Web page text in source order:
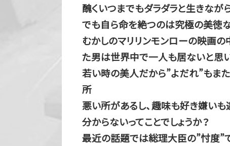
醜くいつまでもダラダラと生きなが
でも自ら命を絶つのは究極の美徳
むかしのマリリンモンローの映画の
た男は世界中で一人も居ないと思
若い時の美人だから”よだれ”もま
所
悪い所があるし、趣味も好き嫌い
分からないってことでしょうか？
最近の話題では総理大臣の”忖度”